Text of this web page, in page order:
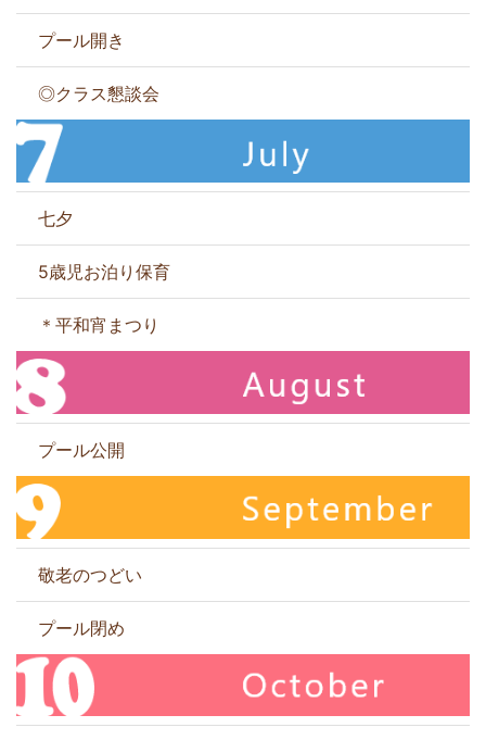
プール開き
◎クラス懇談会
七夕
5歳児お泊り保育
＊平和宵まつり
プール公開
敬老のつどい
プール閉め